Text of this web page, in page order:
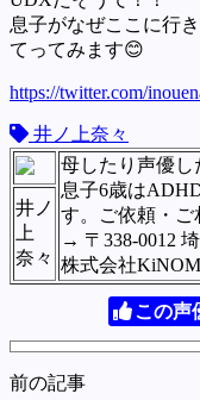
息子がなぜここに行
てってみます😊
https://twitter.com/
井ノ上奈々
母したり声優し
息子6歳は
す。ご依頼・ご
→ 〒338-0012
株式会社
井ノ
上
奈々
この声
前の記事